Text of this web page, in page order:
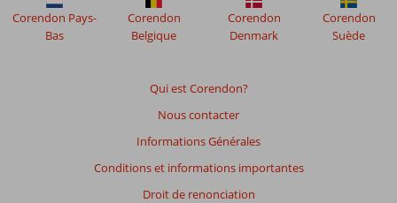
Qui est Corendon?
Nous contacter
Informations Générales
Conditions et informations importantes
Droit de renonciation
Corendon Pays-
Bas
Corendon
Belgique
Corendon
Denmark
Corendon
Suède